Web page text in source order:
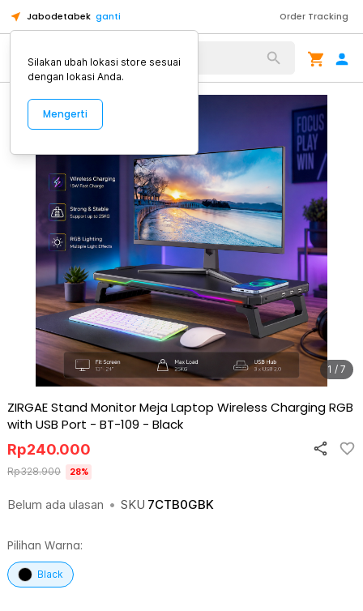
Jabodetabek ganti Order Tracking
Alat Kopi
1 / 7
ZIRGAE Stand Monitor Meja Laptop Wireless Charging RGB
with USB Port - BT-109 - Black
Belum ada ulasan • SKU 7CTB0GBK
Rp240.000
Rp328.900 28%
Pilihan Warna:
Black
Silakan ubah lokasi store sesuai
dengan lokasi Anda.
Mengerti